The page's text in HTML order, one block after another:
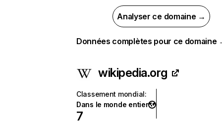
Analyser ce domaine →
Données complètes pour ce domaine
wikipedia.org
Classement mondial:
Dans le monde entier
7